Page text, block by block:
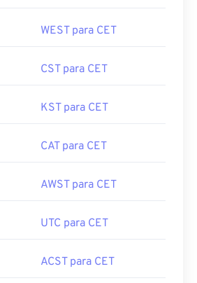
WEST para CET
CST para CET
KST para CET
CAT para CET
AWST para CET
UTC para CET
ACST para CET